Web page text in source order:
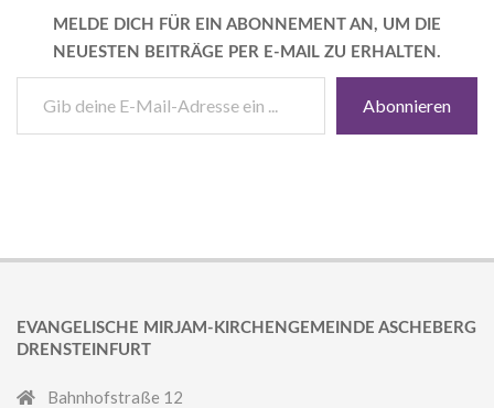
MELDE DICH FÜR EIN ABONNEMENT AN, UM DIE
NEUESTEN BEITRÄGE PER E-MAIL ZU ERHALTEN.
DEINE
E-
Abonnieren
03-
EVANGELISCHE MIRJAM-KIRCHENGEMEINDE ASCHEBERG
DRENSTEINFURT
Bahnhofstraße 12